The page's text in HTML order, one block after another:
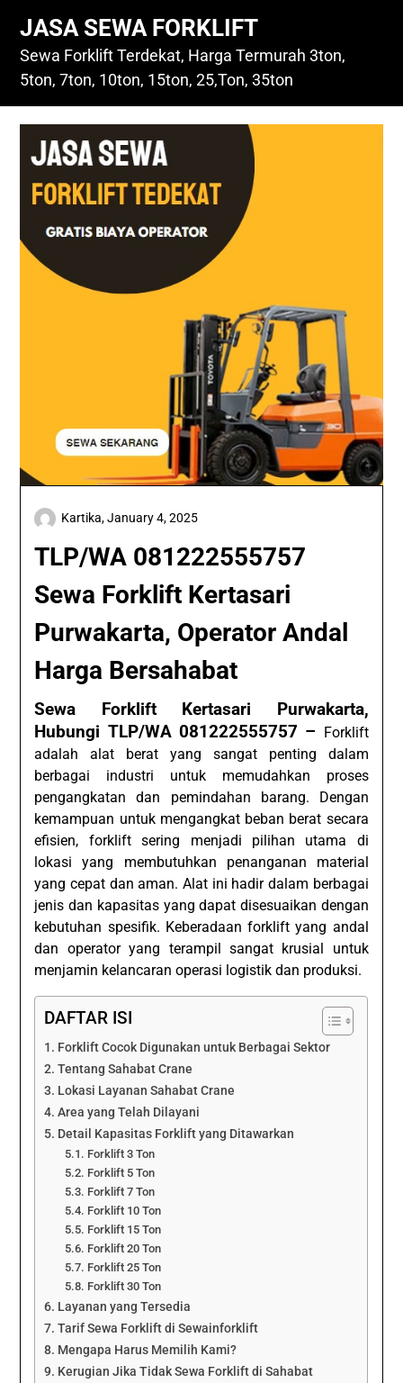
content
JASA SEWA FORKLIFT
Sewa Forklift Terdekat, Harga Termurah 3ton,
5ton, 7ton, 10ton, 15ton, 25,Ton, 35ton
TLP/WA 081222555757
Sewa Forklift Kertasari
Purwakarta, Operator Andal
Harga Bersahabat
Kartika,January 4, 2025
Sewa Forklift Kertasari Purwakarta,
Hubungi TLP/WA 081222555757 – Forklift
adalah alat berat yang sangat penting dalam
berbagai industri untuk memudahkan proses
pengangkatan dan pemindahan barang. Dengan
kemampuan untuk mengangkat beban berat secara
efisien, forklift sering menjadi pilihan utama di
lokasi yang membutuhkan penanganan material
yang cepat dan aman. Alat ini hadir dalam berbagai
jenis dan kapasitas yang dapat disesuaikan dengan
kebutuhan spesifik. Keberadaan forklift yang andal
dan operator yang terampil sangat krusial untuk
menjamin kelancaran operasi logistik dan produksi.
DAFTAR ISI
Forklift Cocok Digunakan untuk Berbagai Sektor
Tentang Sahabat Crane
Lokasi Layanan Sahabat Crane
Area yang Telah Dilayani
Detail Kapasitas Forklift yang Ditawarkan
Forklift 3 Ton
Forklift 5 Ton
Forklift 7 Ton
Forklift 10 Ton
Forklift 15 Ton
Forklift 20 Ton
Forklift 25 Ton
Forklift 30 Ton
Layanan yang Tersedia
Tarif Sewa Forklift di Sewainforklift
Mengapa Harus Memilih Kami?
Kerugian Jika Tidak Sewa Forklift di Sahabat